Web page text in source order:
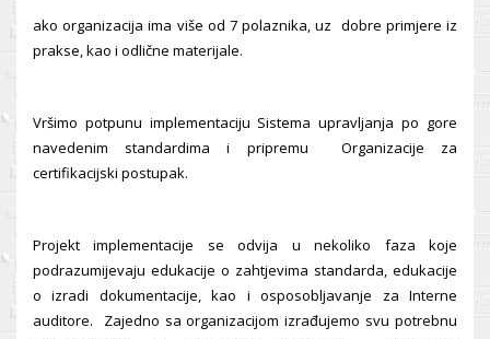
ako organizacija ima više od 7 polaznika, uz dobre primjere iz
prakse, kao i odlične materijale.
Vršimo potpunu implementaciju Sistema upravljanja po gore
navedenim standardima i pripremu Organizacije za
certifikacijski postupak.
Projekt implementacije se odvija u nekoliko faza koje
podrazumijevaju edukacije o zahtjevima standarda, edukacije
o izradi dokumentacije, kao i osposobljavanje za Interne
auditore. Zajedno sa organizacijom izrađujemo svu potrebnu